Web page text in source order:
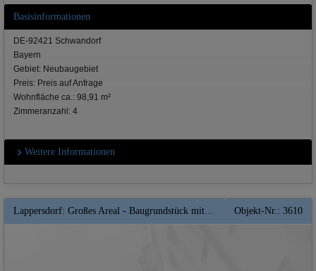
Basisinformationen
DE-92421 Schwandorf
Bayern
Gebiet: Neubaugebiet
Preis: Preis auf Anfrage
Wohnfläche ca.: 98,91 m²
Zimmeranzahl: 4
Weitere Informationen
Objekt-Nr.: 3610